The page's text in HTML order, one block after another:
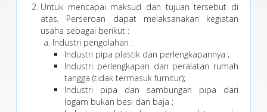
Untuk mencapai maksud dan tujuan tersebut di
atas, Perseroan dapat melaksanakan kegiatan
usaha sebagai berikut :
Industri pengolahan :
Industri pipa plastik dan perlengkapannya ;
Industri perlengkapan dan peralatan rumah
tangga (tidak termasuk furnitur);
Industri pipa dan sambungan pipa dari
logam bukan besi dan baja ;